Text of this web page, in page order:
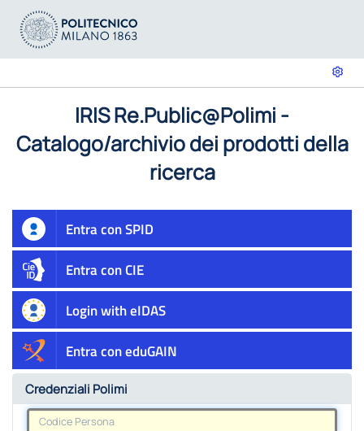
IRIS Re.Public@Polimi -
Catalogo/archivio dei prodotti della
ricerca
Entra con SPID
Entra con CIE
Login with eIDAS
Entra con eduGAIN
Credenziali Polimi